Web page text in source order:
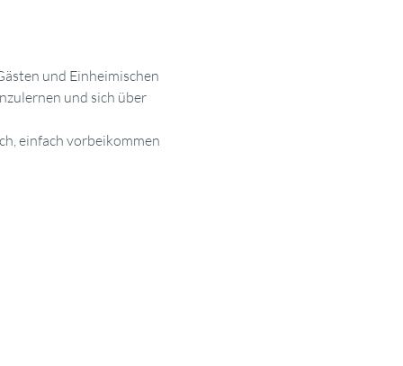
und Einheimischen
und sich über
einfach vorbeikommen